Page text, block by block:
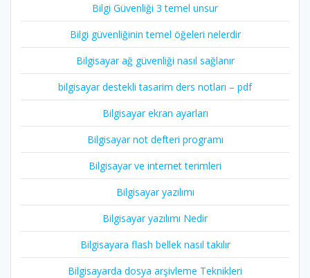
Bilgi Güvenliği 3 temel unsur
Bilgi güvenliğinin temel öğeleri nelerdir
Bilgisayar ağ güvenliği nasıl sağlanır
bilgisayar destekli tasarim ders notları – pdf
Bilgisayar ekran ayarları
Bilgisayar not defteri programı
Bilgisayar ve internet terimleri
Bilgisayar yazılımı
Bilgisayar yazılımı Nedir
Bilgisayara flash bellek nasıl takılır
Bilgisayarda dosya arşivleme Teknikleri